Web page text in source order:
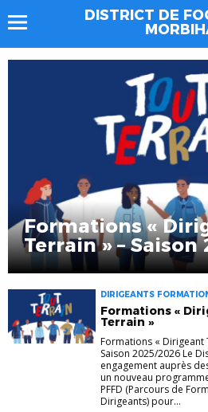
DISTRICT DE
Formations «
Terrain » – Saison
DIRIGEANTS
Formations «
Terrain »
Formations « Dirigeant
Saison 2025/2026 Le
engagement auprès
un nouveau
PFFD (Parcours de
Dirigeants) pour...